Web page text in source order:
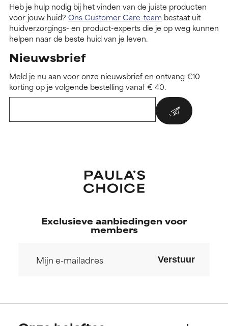
Heb je hulp nodig bij het vinden van de juiste producten
voor jouw huid? Ons Customer Care-team bestaat uit
huidverzorgings- en product-experts die je op weg kunnen
helpen naar de beste huid van je leven.
Nieuwsbrief
Meld je nu aan voor onze nieuwsbrief en ontvang €10
korting op je volgende bestelling vanaf € 40.
Exclusieve aanbiedingen voor
members
Verstuur